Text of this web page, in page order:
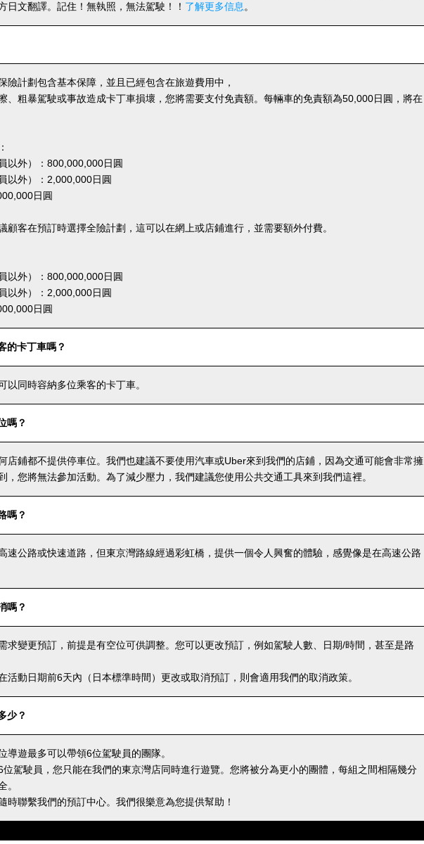
日文翻譯。記住！無執照，無法駕駛！！ 了解更多信息 。
險計劃包含基本保障，並且已經包含在旅遊費用中，
、粗暴駕駛或事故造成卡丁車損壞，您將需要支付免責額。每輛車的免責額為50,000日圓，將在
以外）：800,000,000日圓
以外）：2,000,000日圓
日圓
顧客在預訂時選擇全險計劃，這可以在網上或店鋪進行，並需要額外付費。
以外）：800,000,000日圓
以外）：2,000,000日圓
日圓
的卡丁車嗎？
以同時容納多位乘客的卡丁車。
嗎？
店鋪都不提供停車位。我們也建議不要使用汽車或Uber來到我們的店鋪，因為交通可能會非常擁
，您將無法參加活動。為了減少壓力，我們建議您使用公共交通工具來到我們這裡。
嗎？
速公路或快速道路，但東京灣路線經過彩虹橋，提供一個令人興奮的體驗，感覺像是在高速公路
嗎？
求變更預訂，前提是有空位可供調整。您可以更改預訂，例如駕駛人數、日期/時間，甚至是路
活動日期前6天內（日本標準時間）更改或取消預訂，則會適用我們的取消政策。
少？
導遊最多可以帶領6位駕駛員的團隊。
駕駛員，您只能在我們的東京灣店同時進行遊覽。您將被分為更小的團體，每組之間相隔幾分
。
時聯繫我們的預訂中心。我們很樂意為您提供幫助！